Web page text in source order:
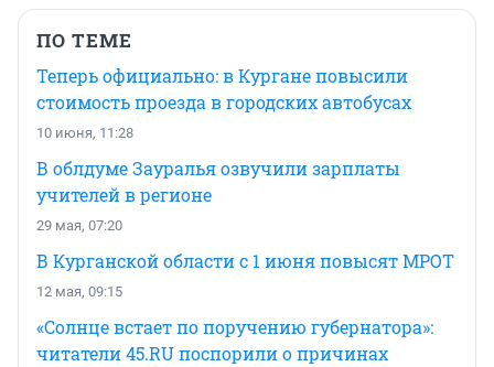
ПО ТЕМЕ
Теперь официально: в Кургане повысили
стоимость проезда в городских автобусах
10 июня, 11:28
В облдуме Зауралья озвучили зарплаты
учителей в регионе
29 мая, 07:20
В Курганской области с 1 июня повысят МРОТ
12 мая, 09:15
«Солнце встает по поручению губернатора»:
читатели 45.RU поспорили о причинах